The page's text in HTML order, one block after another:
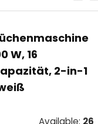
W, 16
2-in-1
Available: 26